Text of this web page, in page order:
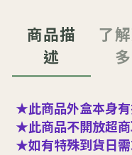
商品描
述
了
多
★此商品外盒本身
★此商品不開放超
★如有特殊到貨日需